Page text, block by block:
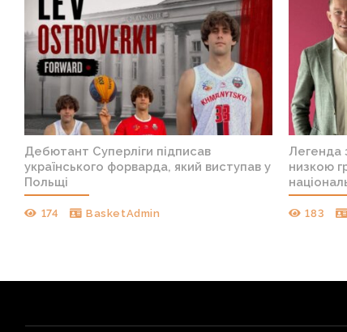
Дебютант Суперліги підписав
українського форварда, який виступав у
Польщі
174 BasketAdmin
Легенда
низкою
183